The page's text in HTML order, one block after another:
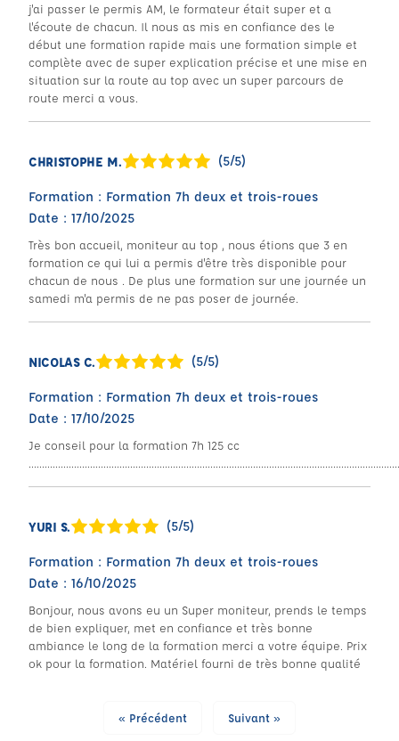
j'ai passer le permis AM, le formateur était super et a
l'écoute de chacun. Il nous as mis en confiance des le
début une formation rapide mais une formation simple et
complète avec de super explication précise et une mise en
situation sur la route au top avec un super parcours de
route merci a vous.
CHRISTOPHE M. (5/5)
Formation : Formation 7h deux et trois-roues
Date : 17/10/2025
Très bon accueil, moniteur au top , nous étions que 3 en
formation ce qui lui a permis d'être très disponible pour
chacun de nous . De plus une formation sur une journée un
samedi m'a permis de ne pas poser de journée.
NICOLAS C. (5/5)
Formation : Formation 7h deux et trois-roues
Date : 17/10/2025
Je conseil pour la formation 7h 125 cc
YURI S. (5/5)
Formation : Formation 7h deux et trois-roues
Date : 16/10/2025
Bonjour, nous avons eu un Super moniteur, prends le temps
de bien expliquer, met en confiance et très bonne
ambiance le long de la formation merci a votre équipe. Prix
ok pour la formation. Matériel fourni de très bonne qualité
« Précédent Suivant »